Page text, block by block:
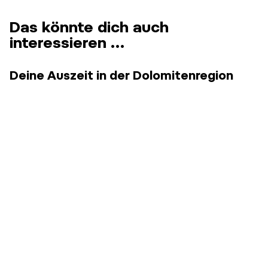
Das könnte dich auch
interessieren …
Deine Auszeit in der Dolomitenregion